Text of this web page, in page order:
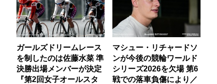
ガールズドリームレース
を制したのは佐藤水菜 準
決勝出場メンバーが決定
『第2回女子オールスタ
マシュー・リチャードソ
ンが今後の競輪ワールド
シリーズ2026を欠場 第6
戦での落車負傷により／